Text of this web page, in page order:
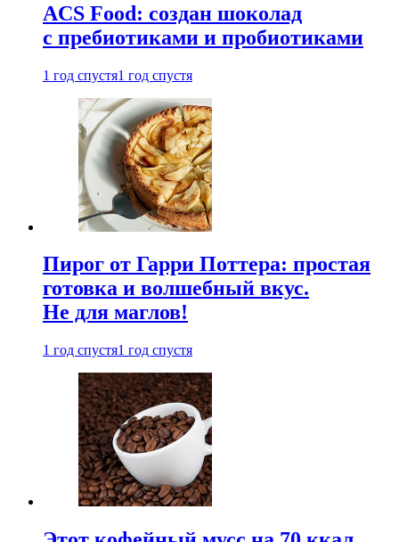
ACS Food: создан шоколад
с пребиотиками и пробиотиками
1 год спустя1 год спустя
Пирог от Гарри Поттера: простая
готовка и волшебный вкус.
Не для маглов!
1 год спустя1 год спустя